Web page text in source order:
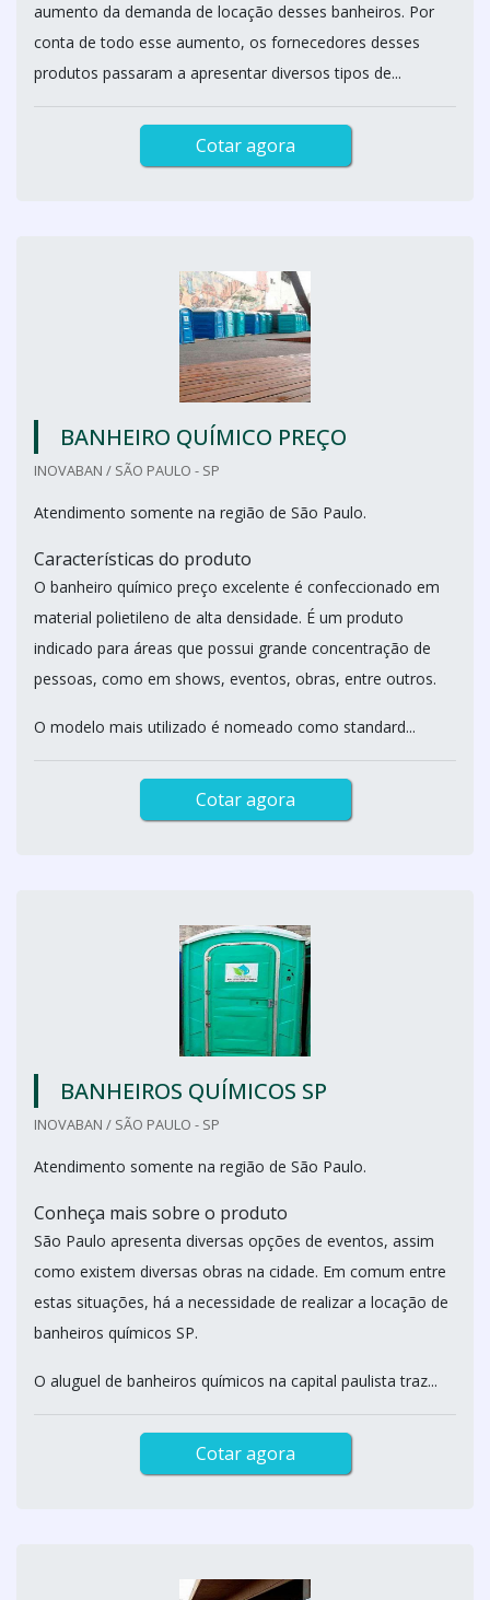
aumento da demanda de locação desses banheiros. Por
conta de todo esse aumento, os fornecedores desses
produtos passaram a apresentar diversos tipos de...
Cotar agora
BANHEIRO QUÍMICO PREÇO
INOVABAN / SÃO PAULO - SP
Atendimento somente na região de São Paulo.
Características do produto
O banheiro químico preço excelente é confeccionado em
material polietileno de alta densidade. É um produto
indicado para áreas que possui grande concentração de
pessoas, como em shows, eventos, obras, entre outros.
O modelo mais utilizado é nomeado como standard...
Cotar agora
BANHEIROS QUÍMICOS SP
INOVABAN / SÃO PAULO - SP
Atendimento somente na região de São Paulo.
Conheça mais sobre o produto
São Paulo apresenta diversas opções de eventos, assim
como existem diversas obras na cidade. Em comum entre
estas situações, há a necessidade de realizar a locação de
banheiros químicos SP.
O aluguel de banheiros químicos na capital paulista traz...
Cotar agora